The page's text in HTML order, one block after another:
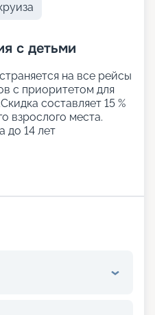
с детьми
на все рейсы
с приоритетом для
составляет 15 %
взрослого места.
до 14 лет